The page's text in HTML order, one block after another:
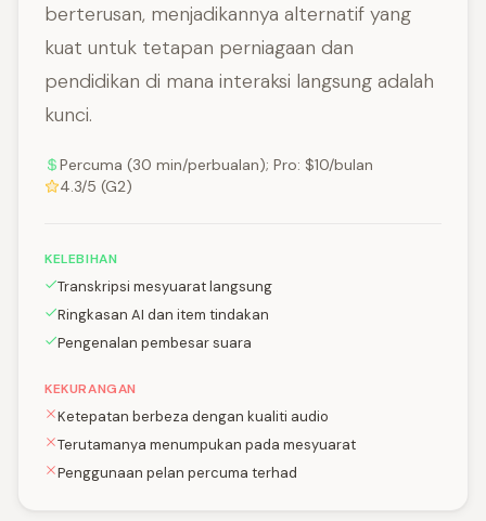
berterusan, menjadikannya alternatif yang
kuat untuk tetapan perniagaan dan
pendidikan di mana interaksi langsung adalah
kunci.
Percuma (30 min/perbualan); Pro: $10/bulan
4.3/5 (G2)
KELEBIHAN
Transkripsi mesyuarat langsung
Ringkasan AI dan item tindakan
Pengenalan pembesar suara
KEKURANGAN
Ketepatan berbeza dengan kualiti audio
Terutamanya menumpukan pada mesyuarat
Penggunaan pelan percuma terhad